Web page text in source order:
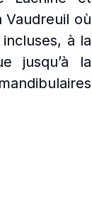
Vaudreuil où
à la
jusqu’à la